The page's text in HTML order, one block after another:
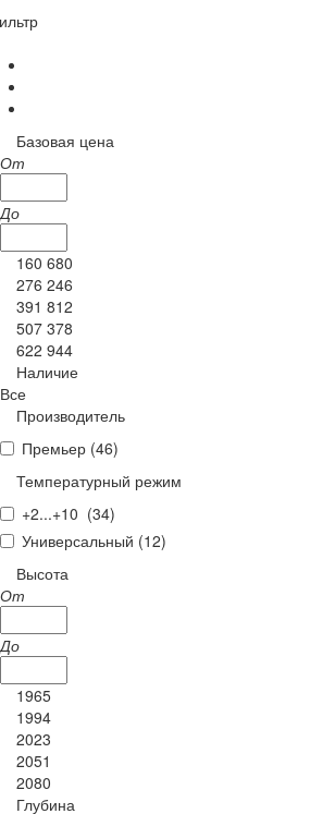
Базовая цена
От
До
160 680
276 246
391 812
507 378
622 944
Наличие
Все
Производитель
Премьер (46)
Температурный режим
+2...+10 (34)
Универсальный (12)
Высота
От
До
1965
1994
2023
2051
2080
Глубина